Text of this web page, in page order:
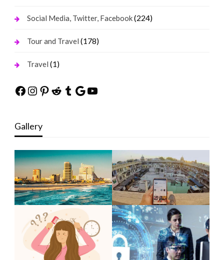
Social Media, Twitter, Facebook(224)
Tour and Travel (178)
Travel (1)
Facebook
Instagram
Pinterest
Reddit
Tumblr
Google
YouTube
Gallery